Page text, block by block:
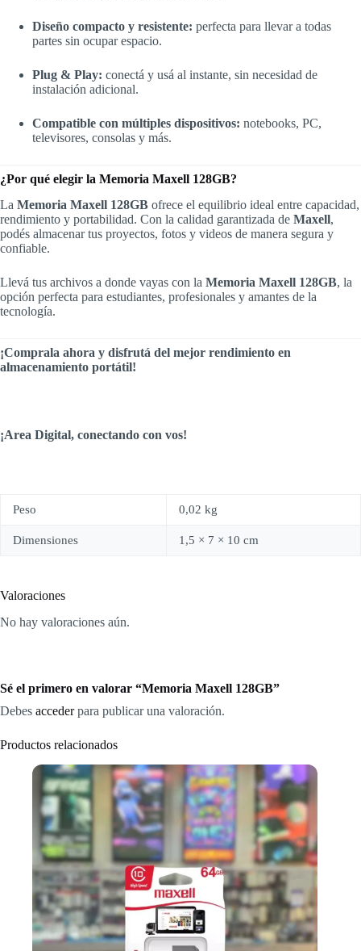
Diseño compacto y resistente: perfecta para llevar a todas
partes sin ocupar espacio.
Plug & Play: conectá y usá al instante, sin necesidad de
instalación adicional.
Compatible con múltiples dispositivos: notebooks, PC,
televisores, consolas y más.
¿Por qué elegir la Memoria Maxell 128GB?
La Memoria Maxell 128GB ofrece el equilibrio ideal entre capacidad,
rendimiento y portabilidad. Con la calidad garantizada de Maxell,
podés almacenar tus proyectos, fotos y videos de manera segura y
confiable.
Llevá tus archivos a donde vayas con la Memoria Maxell 128GB, la
opción perfecta para estudiantes, profesionales y amantes de la
tecnología.
¡Comprala ahora y disfrutá del mejor rendimiento en
almacenamiento portátil!
¡Area Digital, conectando con vos!
Peso 0,02 kg
Dimensiones 1,5 × 7 × 10 cm
Valoraciones
No hay valoraciones aún.
Sé el primero en valorar “Memoria Maxell 128GB”
Debes accederpara publicar una valoración.
Productos relacionados